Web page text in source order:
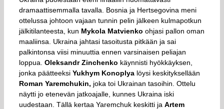
dramaattisemmalla tavalla. Bosnia ja Hertsegovina meni
ottelussa johtoon vajaan tunnin pelin jälkeen kulmapotkun
jälkitilanteesta, kun Mykola Matvienko ohjasi pallon oman
maaliinsa. Ukraina jahtasi tasoitusta pitkään ja sai
palkintonsa viisi minuuttia ennen varsinaisen peliajan
loppua. Oleksandr Zinchenko käynnisti hyökkäyksen,
jonka päätteeksi Yukhym Konoplya löysi keskityksellään
Roman Yaremchukin, joka toi Ukrainan tasoihin. Ottelu
näytti jo etenevän jatkoajalle, kunnes Ukraina iski
uudestaan. Tällä kertaa Yaremchuk keskitti ja Artem